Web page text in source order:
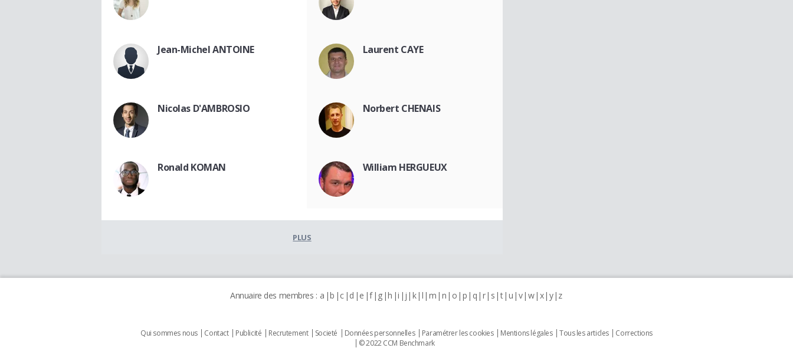
Jean-Michel ANTOINE Laurent CAYE
Nicolas D'AMBROSIO Norbert CHENAIS
Ronald KOMAN William HERGUEUX
PLUS
Annuaire des membres : a b c d e f g h i j k l m n o p q r s t u v w x y z
Qui sommes nous Contact Publicité Recrutement Societé Données personnelles Paramétrer les cookies Mentions légales Tous les articles
Corrections
© 2022 CCM Benchmark